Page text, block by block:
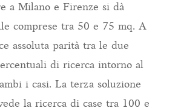
a Milano e Firenze si dà
comprese tra 50 e 75 mq. A
assoluta parità tra le due
di ricerca intorno al
i casi. La terza soluzione
la ricerca di case tra 100 e